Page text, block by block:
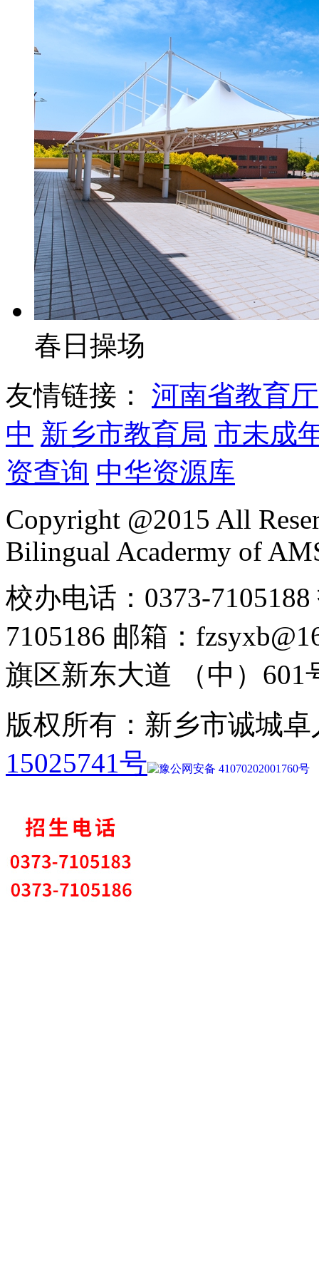
春日操场
友情链接： 河南省教育厅
中 新乡市教育局 市未成
资查询 中华资源库
Copyright @2015 All
Bilingual Acadermy of
校办电话：0373-
7105186 邮箱：
旗区新东大道 （中）601
版权所有：新乡市诚城
15025741号
豫公网安备 41070202001760号